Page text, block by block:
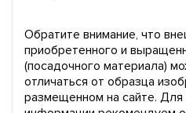
Обратите внимание, что
приобретенного и
(посадочного материала)
отличаться от образца
размещенном на сайте.